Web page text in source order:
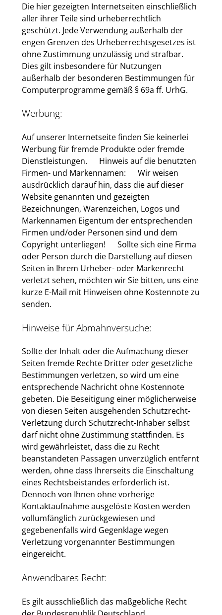
Die hier gezeigten Internetseiten einschließlich
aller ihrer Teile sind urheberrechtlich
geschützt. Jede Verwendung außerhalb der
engen Grenzen des Urheberrechtsgesetzes ist
ohne Zustimmung unzulässig und strafbar.
Dies gilt insbesondere für Nutzungen
außerhalb der besonderen Bestimmungen für
Computerprogramme gemäß § 69a ff. UrhG.
Werbung:
Auf unserer Internetseite finden Sie keinerlei
Werbung für fremde Produkte oder fremde
Dienstleistungen. Hinweis auf die benutzten
Firmen- und Markennamen: Wir weisen
ausdrücklich darauf hin, dass die auf dieser
Website genannten und gezeigten
Bezeichnungen, Warenzeichen, Logos und
Markennamen Eigentum der entsprechenden
Firmen und/oder Personen sind und dem
Copyright unterliegen! Sollte sich eine Firma
oder Person durch die Darstellung auf diesen
Seiten in Ihrem Urheber- oder Markenrecht
verletzt sehen, möchten wir Sie bitten, uns eine
kurze E-Mail mit Hinweisen ohne Kostennote zu
senden.
Hinweise für Abmahnversuche:
Sollte der Inhalt oder die Aufmachung dieser
Seiten fremde Rechte Dritter oder gesetzliche
Bestimmungen verletzen, so wird um eine
entsprechende Nachricht ohne Kostennote
gebeten. Die Beseitigung einer möglicherweise
von diesen Seiten ausgehenden Schutzrecht-
Verletzung durch Schutzrecht-Inhaber selbst
darf nicht ohne Zustimmung stattfinden. Es
wird gewährleistet, dass die zu Recht
beanstandeten Passagen unverzüglich entfernt
werden, ohne dass Ihrerseits die Einschaltung
eines Rechtsbeistandes erforderlich ist.
Dennoch von Ihnen ohne vorherige
Kontaktaufnahme ausgelöste Kosten werden
vollumfänglich zurückgewiesen und
gegebenenfalls wird Gegenklage wegen
Verletzung vorgenannter Bestimmungen
eingereicht.
Anwendbares Recht:
Es gilt ausschließlich das maßgebliche Recht